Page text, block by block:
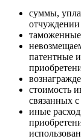
суммы,
патентные
стоимость
связанных
иные